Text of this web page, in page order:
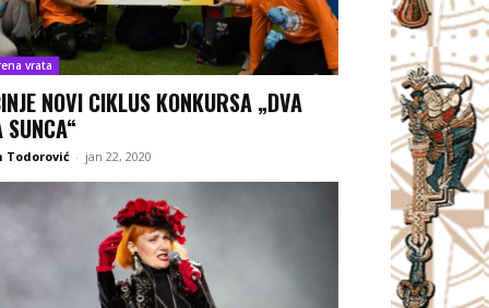
vrata
NOVI CIKLUS KONKURSA „DVA
SUNCA“
Todorović - jan 22, 2020